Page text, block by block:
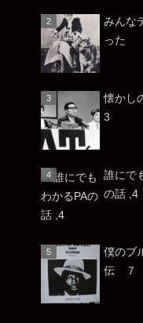
みんな
っ
懐かし
3
誰にで
の話 ,4
僕のブ
伝 ７